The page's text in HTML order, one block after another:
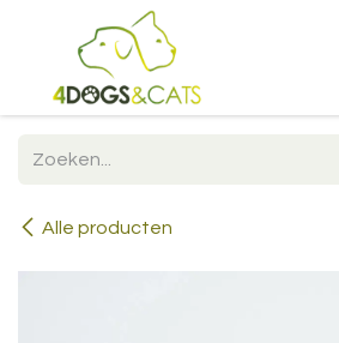
Overslaan naar inhoud
Alle producten